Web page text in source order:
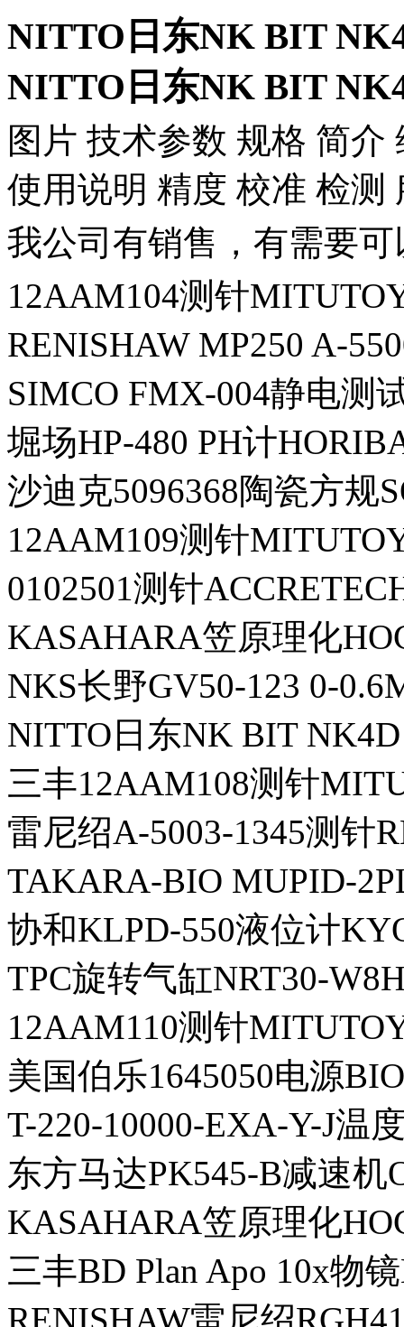
NITTO日东NK BIT
NITTO日东NK BIT
图片 技术参数 规格 简
使用说明 精度 校准 检测
我公司有销售，有需要
12AAM104测针
RENISHAW MP250 A-
SIMCO FMX-004静电测
堀场HP-480 PH计
沙迪克5096368陶瓷方规
12AAM109测针
0102501测针
KASAHARA笠原理化
NKS长野GV50-123 0-
NITTO日东NK BIT
三丰12AAM108测针
雷尼绍A-5003-1345测针
TAKARA-BIO MUPID-
协和KLPD-550液位计
TPC旋转气缸NRT30-
12AAM110测针
美国伯乐1645050电源
T-220-10000-EXA-Y-J温
东方马达PK545-B减速机
KASAHARA笠原理化
三丰BD Plan Apo 10x物